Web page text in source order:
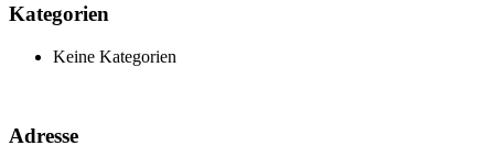
Kategorien
Keine Kategorien
Adresse